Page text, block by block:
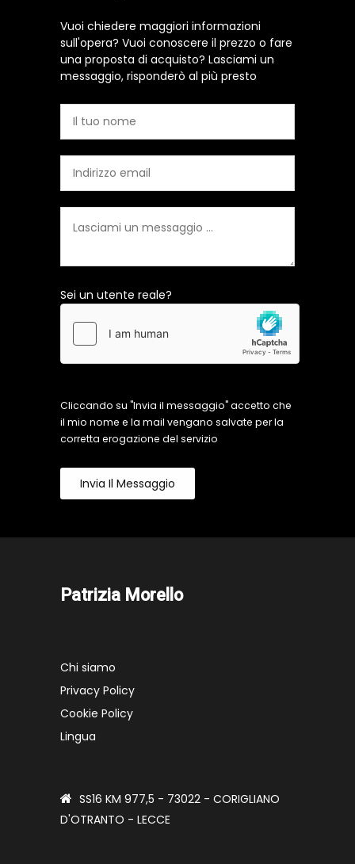
Vuoi chiedere maggiori informazioni
sull'opera? Vuoi conoscere il prezzo o fare
una proposta di acquisto? Lasciami un
messaggio, risponderò al più presto
Sei un utente reale?
Cliccando su "Invia il messaggio" accetto che
il mio nome e la mail vengano salvate per la
corretta erogazione del servizio
Invia Il Messaggio
Patrizia Morello
Chi siamo
Privacy Policy
Cookie Policy
Lingua
SS16 KM 977,5 - 73022 - CORIGLIANO
D'OTRANTO - LECCE